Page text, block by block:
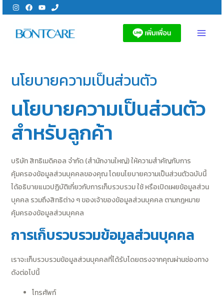
content
นโยบายความเป็นส่วนตัว
นโยบายความเป็นส่วนตัว
สำหรับลูกค้า
บริษัท สิทธิเมดิคอล จำกัด (สำนักงานใหญ่) ให้ความสำคัญกับการ
คุ้มครองข้อมูลส่วนบุคคลของคุณ โดยนโยบายความเป็นส่วนตัวฉบับนี้
ได้อธิบายแนวปฏิบัติเกี่ยวกับการเก็บรวบรวม ใช้ หรือเปิดเผยข้อมูลส่วน
บุคคล รวมถึงสิทธิต่าง ๆ ของเจ้าของข้อมูลส่วนบุคคล ตามกฎหมาย
คุ้มครองข้อมูลส่วนบุคคล
การเก็บรวบรวมข้อมูลส่วนบุคคล
เราจะเก็บรวบรวมข้อมูลส่วนบุคคลที่ได้รับโดยตรงจากคุณผ่านช่องทาง
ดังต่อไปนี้
โทรศัพท์